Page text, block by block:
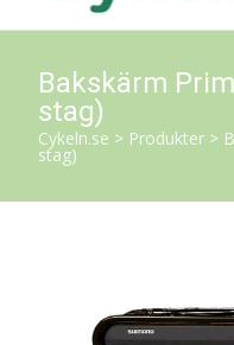
Bakskärm
stag)
Cykeln.se > Produkter >
stag)